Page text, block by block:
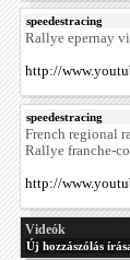
speedestracing
Rallye epernay
http://
speedestracing
French regional
Rallye franche-
http://
Videók
Új hozzászólás